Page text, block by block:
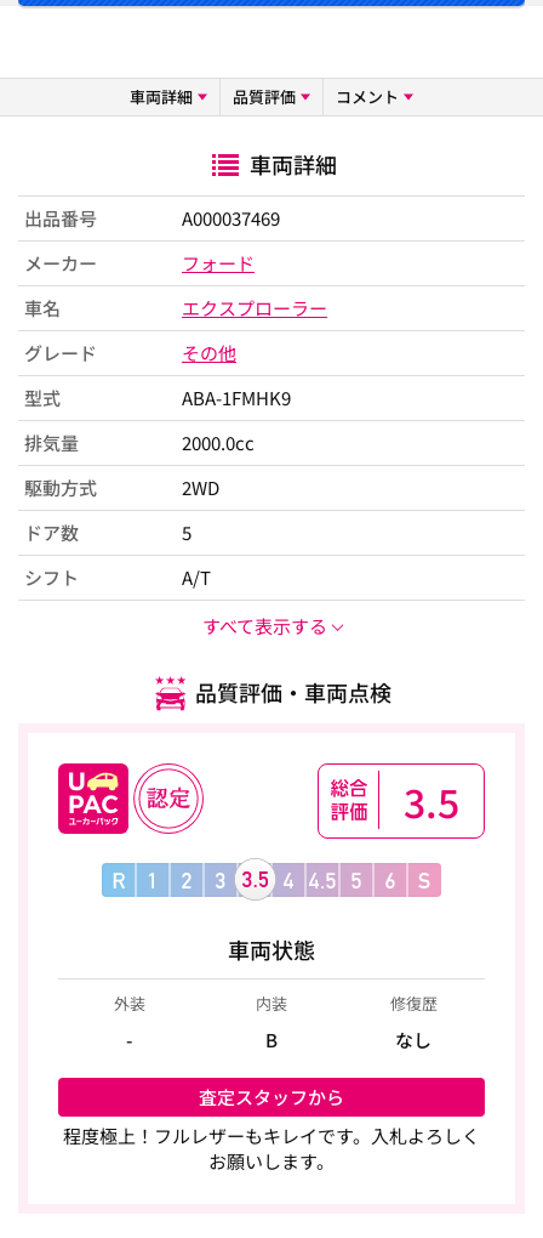
車両詳細 品質評価 コメント
車両詳細
出品番号
A000037469
メーカー
フォード
車名
エクスプローラー
グレード
その他
型式
ABA-1FMHK9
排気量
2000.0cc
駆動方式
2WD
ドア数
5
シフト
A/T
すべて表示する
品質評価・車両点検
3.5
車両状態
外装
-
内装
B
修復歴
なし
査定スタッフから
程度極上！フルレザーもキレイです。入札よろしく
お願いします。